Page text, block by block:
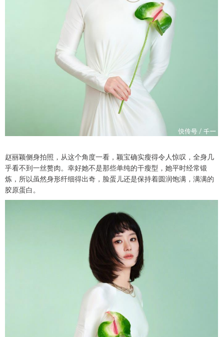
赵丽颖侧身拍照，从这个角度一看，颖宝确实瘦得令人惊叹，全身几
乎看不到一丝赘肉。幸好她不是那些单纯的干瘦型，她平时经常锻
炼，所以虽然身形纤细得出奇，脸蛋儿还是保持着圆润饱满，满满的
胶原蛋白。